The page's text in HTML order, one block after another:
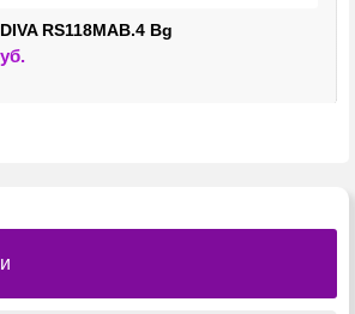
RS118MAB.4 Bg